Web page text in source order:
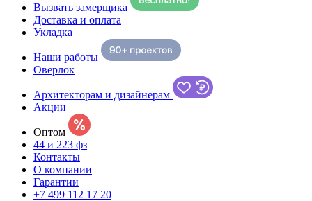
Вызвать замерщика
Доставка и оплата
Укладка
Наши работы
Оверлок
Архитекторам и дизайнерам
Акции
Оптом
44 и 223 фз
Контакты
О компании
Гарантии
+7 499 112 17 20